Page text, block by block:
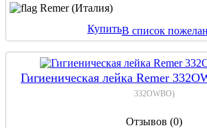
Remer (Италия)
КупитьВ список
Гигиеническая лейка Remer
332OWBO)
Отзывов (0)